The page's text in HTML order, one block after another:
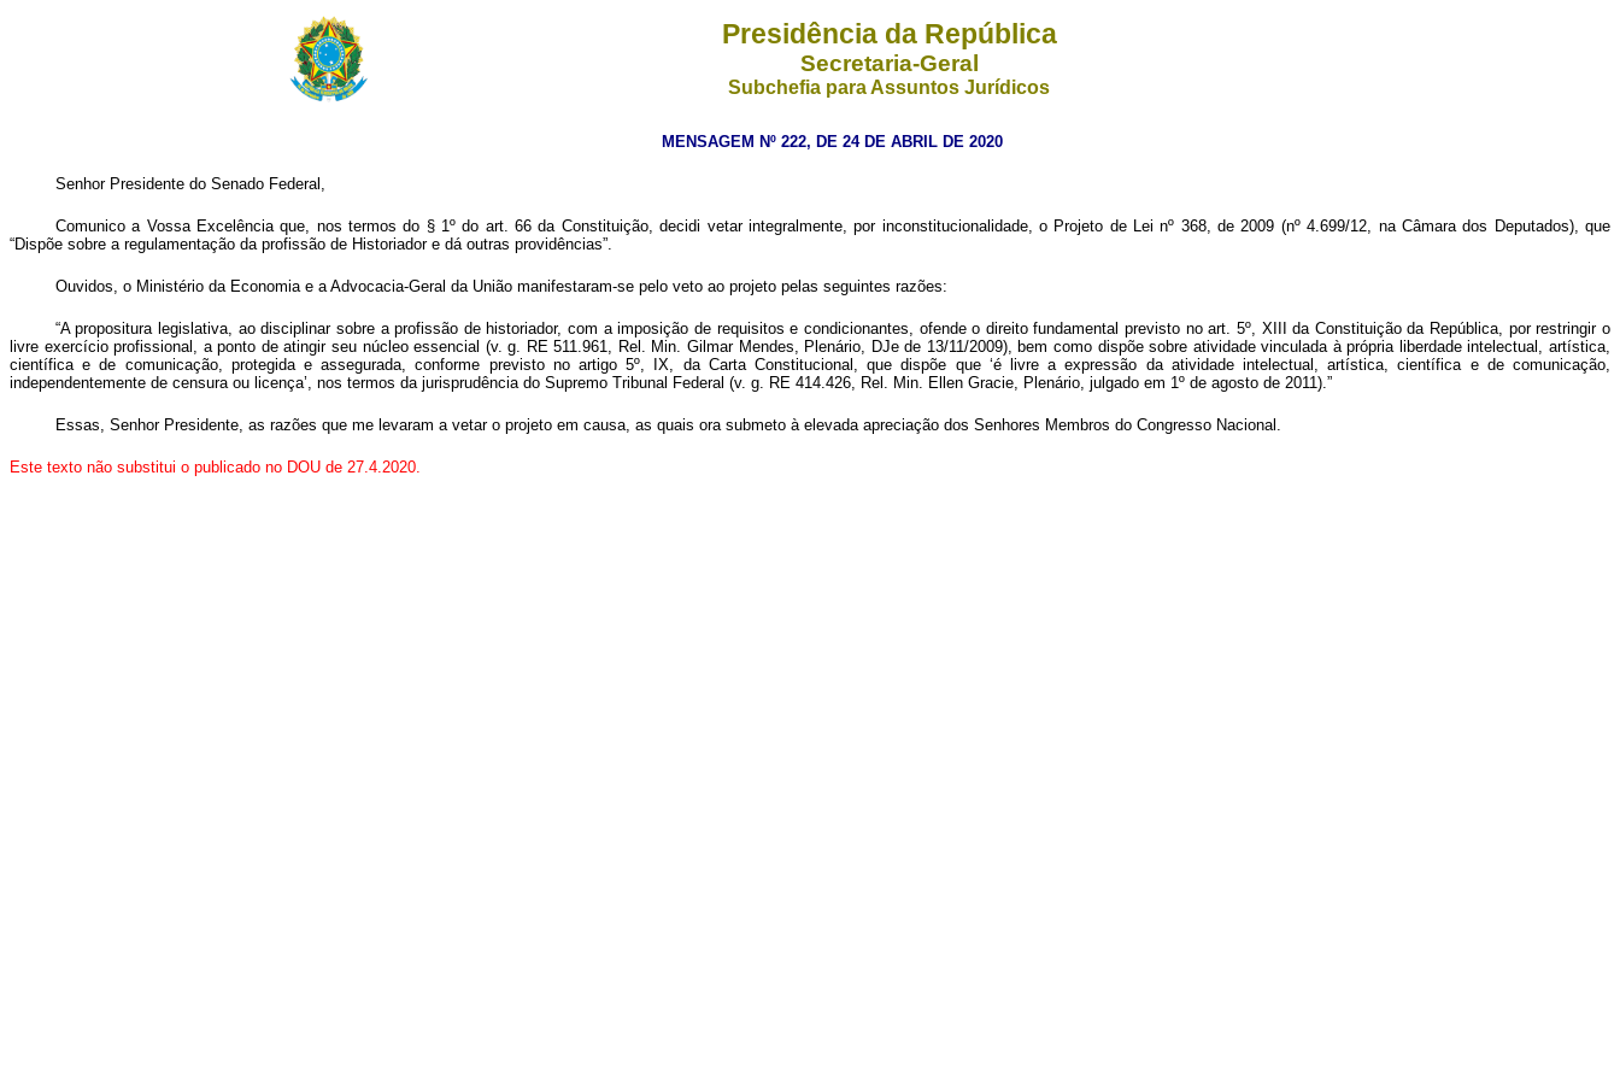
Presidência da República
Secretaria-Geral
Subchefia para Assuntos Jurídicos
MENSAGEM Nº 222, DE 24 DE ABRIL DE 2020
Senhor Presidente do Senado Federal,
Comunico a Vossa Excelência que, nos termos do § 1º do art. 66 da Constituição, decidi vetar integralmente, por inconstitucionalidade, o Projeto de Lei nº 368, de 2009 (nº 4.699/12, na Câmara dos Deputados), que
“Dispõe sobre a regulamentação da profissão de Historiador e dá outras providências”.
Ouvidos, o Ministério da Economia e a Advocacia-Geral da União manifestaram-se pelo veto ao projeto pelas seguintes razões:
“A propositura legislativa, ao disciplinar sobre a profissão de historiador, com a imposição de requisitos e condicionantes, ofende o direito fundamental previsto no art. 5º, XIII da Constituição da República, por restringir o
livre exercício profissional, a ponto de atingir seu núcleo essencial (v. g. RE 511.961, Rel. Min. Gilmar Mendes, Plenário, DJe de 13/11/2009), bem como dispõe sobre atividade vinculada à própria liberdade intelectual, artística,
científica e de comunicação, protegida e assegurada, conforme previsto no artigo 5º, IX, da Carta Constitucional, que dispõe que ‘é livre a expressão da atividade intelectual, artística, científica e de comunicação,
independentemente de censura ou licença’, nos termos da jurisprudência do Supremo Tribunal Federal (v. g. RE 414.426, Rel. Min. Ellen Gracie, Plenário, julgado em 1º de agosto de 2011).”
Essas, Senhor Presidente, as razões que me levaram a vetar o projeto em causa, as quais ora submeto à elevada apreciação dos Senhores Membros do Congresso Nacional.
Este texto não substitui o publicado no DOU de 27.4.2020.